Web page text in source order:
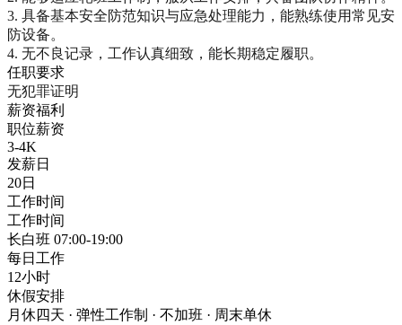
3. 具备基本安全防范知识与应急处理能力，能熟练使用常见安
防设备。
4. 无不良记录，工作认真细致，能长期稳定履职。
任职要求
无犯罪证明
薪资福利
职位薪资
3-4K
发薪日
20日
工作时间
工作时间
长白班 07:00-19:00
每日工作
12小时
休假安排
月休四天 · 弹性工作制 · 不加班 · 周末单休